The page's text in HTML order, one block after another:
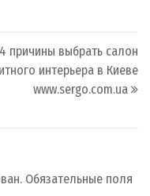
4 причины выбрать салон
интерьера в Киеве
www.sergo.com.ua
Обязательные поля